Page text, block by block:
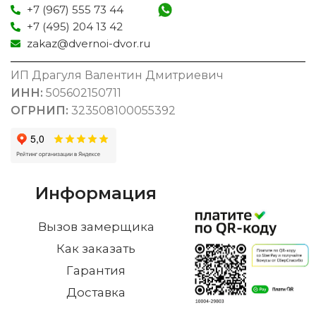
+7 (967) 555 73 44
+7 (495) 204 13 42
zakaz@dvernoi-dvor.ru
ИП Драгуля Валентин Дмитриевич
ИНН: 505602150711
ОГРНИП: 323508100055392
Информация
Вызов замерщика
Как заказать
Гарантия
Доставка